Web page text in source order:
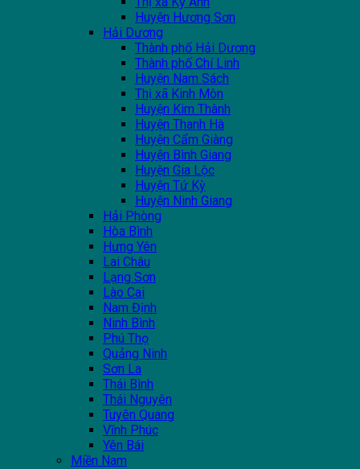
Huyện Hương Sơn
Hải Dương
Thành phố Hải Dương
Thành phố Chí Linh
Huyện Nam Sách
Thị xã Kinh Môn
Huyện Kim Thành
Huyện Thanh Hà
Huyện Cẩm Giàng
Huyện Bình Giang
Huyện Gia Lộc
Huyện Tứ Kỳ
Huyện Ninh Giang
Hải Phòng
Hòa Bình
Hưng Yên
Lai Châu
Lạng Sơn
Lào Cai
Nam Định
Ninh Bình
Phú Thọ
Quảng Ninh
Sơn La
Thái Bình
Thái Nguyên
Tuyên Quang
Vĩnh Phúc
Yên Bái
Miền Nam